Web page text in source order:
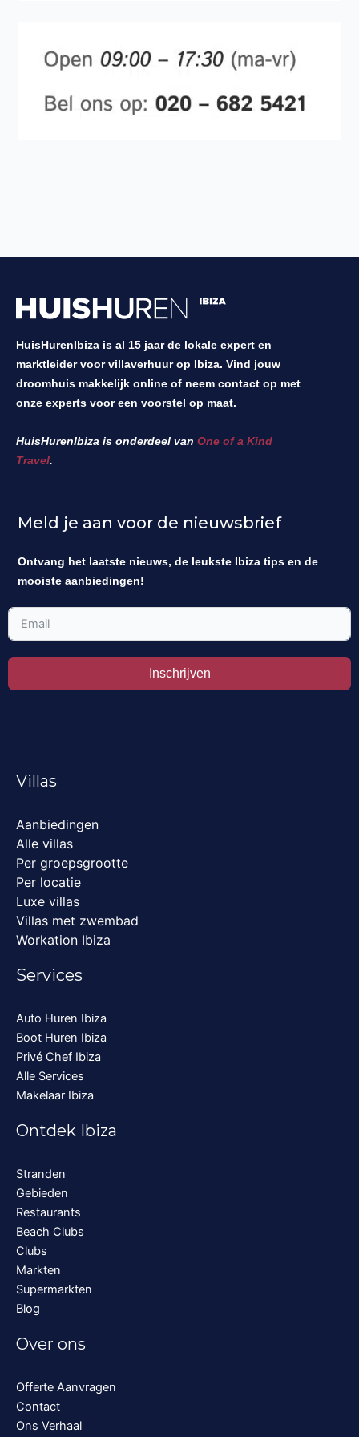
HuisHurenIbiza is al 15 jaar de lokale expert en
marktleider voor villaverhuur op Ibiza. Vind jouw
droomhuis makkelijk online of neem contact op met
onze experts voor een voorstel op maat.
HuisHurenIbiza is onderdeel van One of a Kind
Travel.
Meld je aan voor de nieuwsbrief
Ontvang het laatste nieuws, de leukste Ibiza tips en de
mooiste aanbiedingen!
Inschrijven
Villas
Aanbiedingen
Alle villas
Per groepsgrootte
Per locatie
Luxe villas
Villas met zwembad
Workation Ibiza
Services
Auto Huren Ibiza
Boot Huren Ibiza
Privé Chef Ibiza
Alle Services
Makelaar Ibiza
Ontdek Ibiza
Stranden
Gebieden
Restaurants
Beach Clubs
Clubs
Markten
Supermarkten
Blog
Over ons
Offerte Aanvragen
Contact
Ons Verhaal